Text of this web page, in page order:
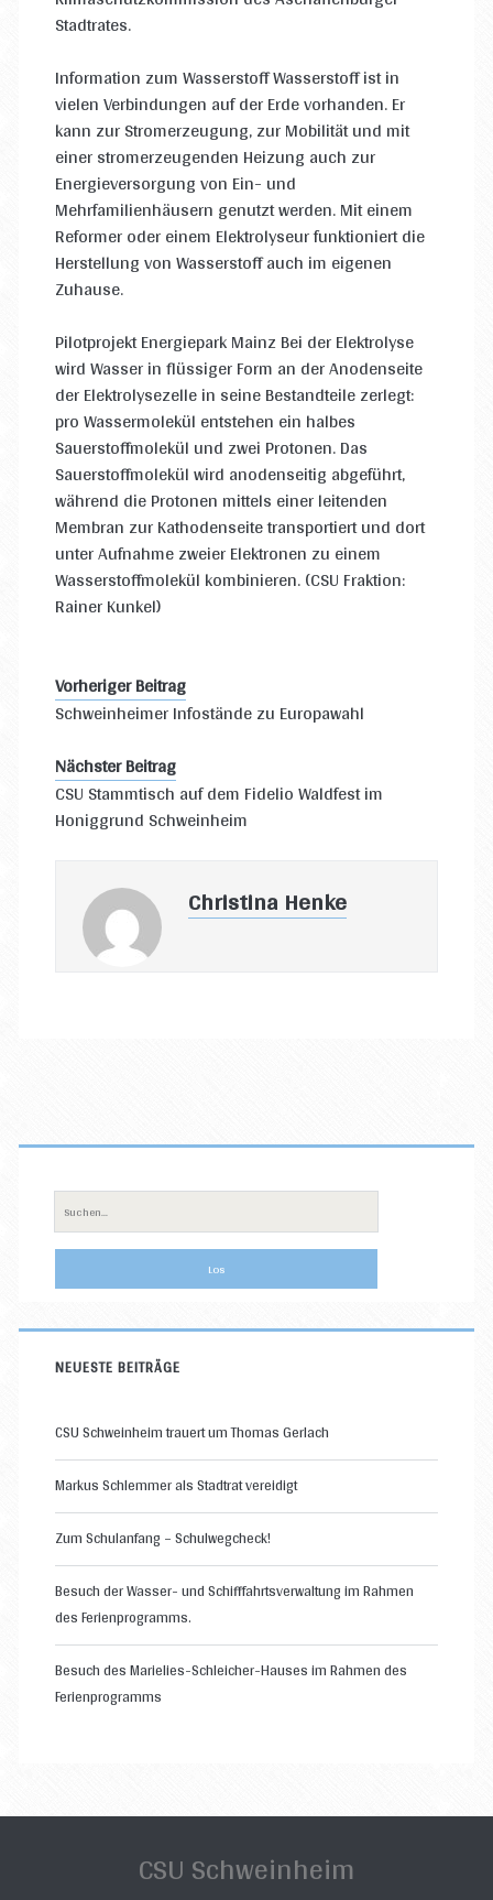
Stadtrates.
Information zum Wasserstoff Wasserstoff ist in
vielen Verbindungen auf der Erde vorhanden. Er
kann zur Stromerzeugung, zur Mobilität und mit
einer stromerzeugenden Heizung auch zur
Energieversorgung von Ein- und
Mehrfamilienhäusern genutzt werden. Mit einem
Reformer oder einem Elektrolyseur funktioniert die
Herstellung von Wasserstoff auch im eigenen
Zuhause.
Pilotprojekt Energiepark Mainz Bei der Elektrolyse
wird Wasser in flüssiger Form an der Anodenseite
der Elektrolysezelle in seine Bestandteile zerlegt:
pro Wassermolekül entstehen ein halbes
Sauerstoffmolekül und zwei Protonen. Das
Sauerstoffmolekül wird anodenseitig abgeführt,
während die Protonen mittels einer leitenden
Membran zur Kathodenseite transportiert und dort
unter Aufnahme zweier Elektronen zu einem
Wasserstoffmolekül kombinieren. (CSU Fraktion:
Rainer Kunkel)
Vorheriger Beitrag
Schweinheimer Infostände zu Europawahl
Nächster Beitrag
CSU Stammtisch auf dem Fidelio Waldfest im
Honiggrund Schweinheim
Christina Henke
Primäre
Sidebar
Suche
nach:
NEUESTE BEITRÄGE
CSU Schweinheim trauert um Thomas Gerlach
Markus Schlemmer als Stadtrat vereidigt
Zum Schulanfang – Schulwegcheck!
Besuch der Wasser- und Schifffahrtsverwaltung im Rahmen
des Ferienprogramms.
Besuch des Marielies-Schleicher-Hauses im Rahmen des
Ferienprogramms
CSU Schweinheim